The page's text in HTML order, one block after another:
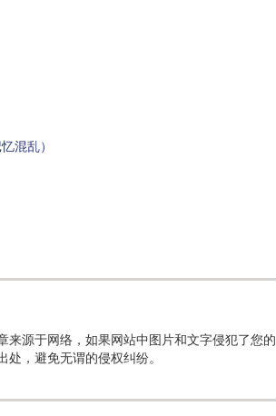
混乱）
来源于网络，如果网站中图片和文字侵犯了您的
，避免无谓的侵权纠纷。